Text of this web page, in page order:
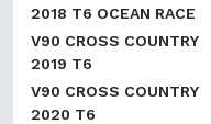
2018 T6 OCEAN RACE
V90 CROSS COUNTRY
2019 T6
V90 CROSS COUNTRY
2020 T6